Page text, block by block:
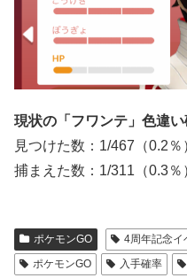
現状の「フワンテ」色違
見つけた数：1/467（0.2％
捕まえた数：1/311（0.3％
ポケモンGO 4周年記念イ
ポケモンGO
入手確率